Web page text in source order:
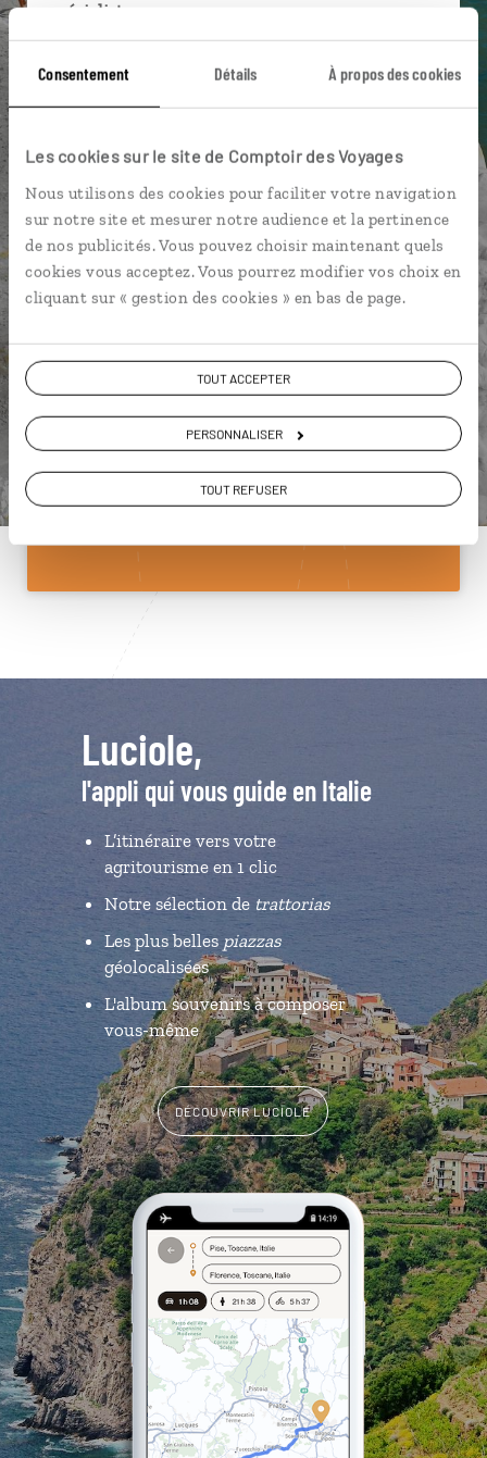
Consentement Détails À propos des cookies
Les cookies sur le site de Comptoir des Voyages
Nous utilisons des cookies pour faciliter votre navigation
sur notre site et mesurer notre audience et la pertinence
de nos publicités. Vous pouvez choisir maintenant quels
cookies vous acceptez. Vous pourrez modifier vos choix en
cliquant sur « gestion des cookies » en bas de page.
TOUT ACCEPTER
PERSONNALISER
TOUT REFUSER
spécialistes
près de vos envies et de la réalité du pays.
connectés en agence, mais aussi par email ou
Vous gardez le même interlocuteur avant,
pendant et après votre voyage.
Construisez votre voyage avec un spécialiste Italie
01 85 08 22 97
Luciole,
l'appli qui vous guide en Italie
L’itinéraire vers votre
agritourisme en 1 clic
Notre sélection de trattorias
Les plus belles piazzas
géolocalisées
L'album souvenirs à composer
vous-même
DÉCOUVRIR LUCIOLE